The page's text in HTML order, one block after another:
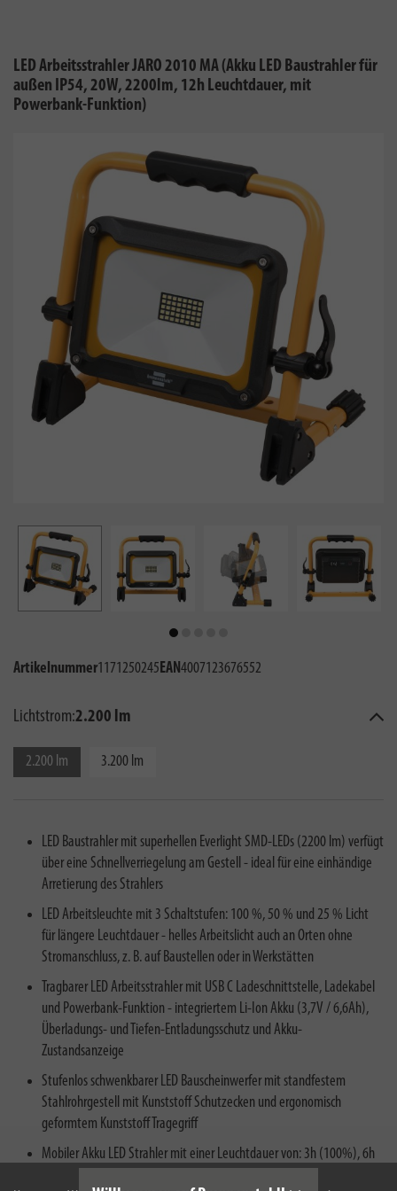
LED Arbeitsstrahler JARO 2010 MA (Akku LED Baustrahler für
außen IP54, 20W, 2200lm, 12h Leuchtdauer, mit
Powerbank-Funktion)
Artikelnummer1171250245EAN4007123676552
Lichtstrom:2.200 lm
2.200 lm 3.200 lm
LED Baustrahler mit superhellen Everlight SMD-LEDs (2200 lm) verfügt
über eine Schnellverriegelung am Gestell - ideal für eine einhändige
Arretierung des Strahlers
LED Arbeitsleuchte mit 3 Schaltstufen: 100 %, 50 % und 25 % Licht
für längere Leuchtdauer - helles Arbeitslicht auch an Orten ohne
Stromanschluss, z. B. auf Baustellen oder in Werkstätten
Tragbarer LED Arbeitsstrahler mit USB C Ladeschnittstelle, Ladekabel
und Powerbank-Funktion - integriertem Li-Ion Akku (3,7V / 6,6Ah),
Überladungs- und Tiefen-Entladungsschutz und Akku-
Zustandsanzeige
Stufenlos schwenkbarer LED Bauscheinwerfer mit standfestem
Stahlrohrgestell mit Kunststoff Schutzecken und ergonomisch
geformtem Kunststoff Tragegriff
Mobiler Akku LED Strahler mit einer Leuchtdauer von: 3h (100%), 6h